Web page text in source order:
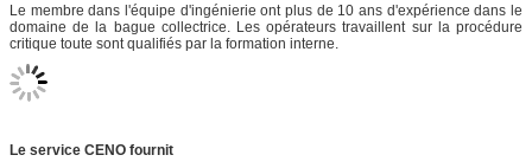
Le membre dans l'équipe d'ingénierie ont plus de 10 ans d'expérience dans le
domaine de la bague collectrice. Les opérateurs travaillent sur la procédure
critique toute sont qualifiés par la formation interne.
Le service CENO fournit